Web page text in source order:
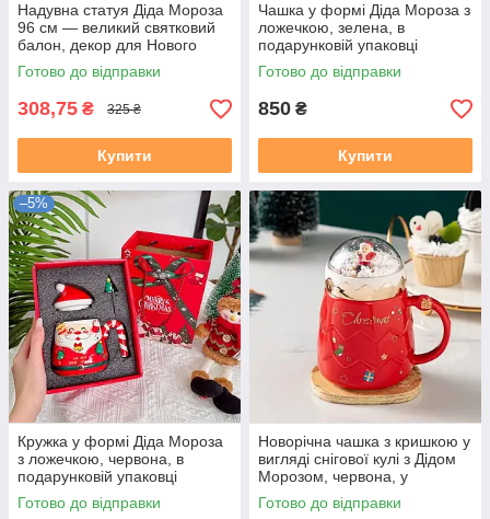
Надувна статуя Діда Мороза
96 см — великий святковий
балон, декор для Нового
року та Різдва для дому та
вулиці
Готово до відправки
308,75 ₴ 325 ₴
Купити
Чашка у формі Діда Мороза з
ложечкою, зелена, в
подарунковій упаковці
Готово до відправки
850 ₴
Купити
–5%
Кружка у формі Діда Мороза
з ложечкою, червона, в
подарунковій упаковці
Готово до відправки
Новорічна чашка з кришкою у
вигляді снігової кулі з Дідом
Морозом, червона, у
подарунковій упаковці
Готово до відправки